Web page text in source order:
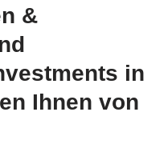
&
in
Ihnen von